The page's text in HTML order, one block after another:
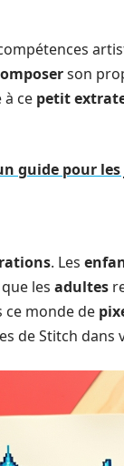
son
ce petit
guide pour
. Les
les adultes
ce monde de
de Stitch dans